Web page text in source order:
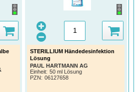
STERILLIUM Händedesinfektion
Lösung
PAUL HARTMANN AG
Einheit: 50 ml Lösung
PZN: 06127658